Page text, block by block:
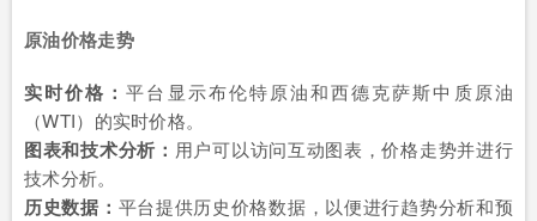
原油价格走势
实时价格：平台显示布伦特原油和西德克萨斯中质原油
（WTI）的实时价格。
图表和技术分析： 用户可以访问互动图表，价格走势并进行
技术分析。
历史数据： 平台提供历史价格数据，以便进行趋势分析和预